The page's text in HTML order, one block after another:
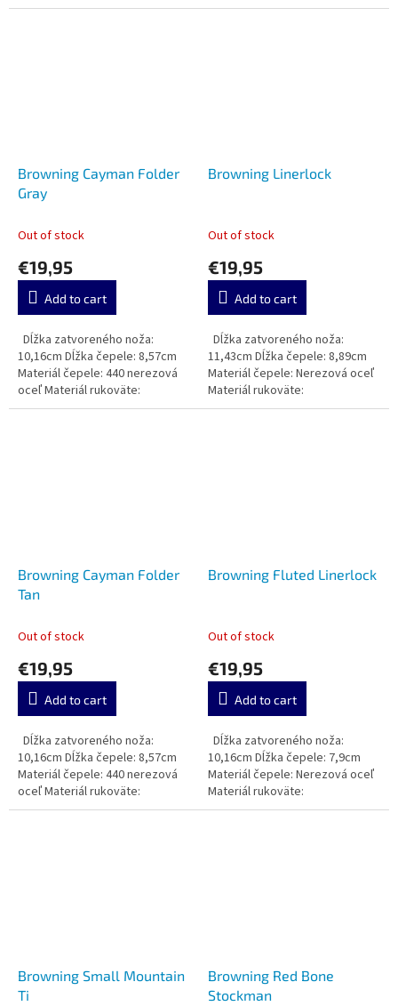
Browning Cayman Folder
Gray
Out of stock
€19,95
Add to cart
Dĺžka zatvoreného noža:
10,16cm Dĺžka čepele: 8,57cm
Materiál čepele: 440 nerezová
oceľ Materiál rukoväte:
Browning Linerlock
Out of stock
€19,95
Add to cart
Dĺžka zatvoreného noža:
11,43cm Dĺžka čepele: 8,89cm
Materiál čepele: Nerezová oceľ
Materiál rukoväte:
Browning Cayman Folder
Tan
Out of stock
€19,95
Add to cart
Dĺžka zatvoreného noža:
10,16cm Dĺžka čepele: 8,57cm
Materiál čepele: 440 nerezová
oceľ Materiál rukoväte:
Browning Fluted Linerlock
Out of stock
€19,95
Add to cart
Dĺžka zatvoreného noža:
10,16cm Dĺžka čepele: 7,9cm
Materiál čepele: Nerezová oceľ
Materiál rukoväte:
Browning Small Mountain
Ti
Browning Red Bone
Stockman